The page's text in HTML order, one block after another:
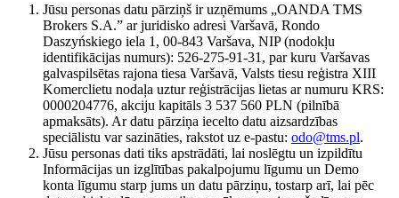
Jūsu personas datu pārziņš ir uzņēmums „OANDA TMS
Brokers S.A.” ar juridisko adresi Varšavā, Rondo
Daszyńskiego iela 1, 00-843 Varšava, NIP (nodokļu
identifikācijas numurs): 526-275-91-31, par kuru Varšavas
galvaspilsētas rajona tiesa Varšavā, Valsts tiesu reģistra XIII
Komerclietu nodaļa uztur reģistrācijas lietas ar numuru KRS:
0000204776, akciju kapitāls 3 537 560 PLN (pilnībā
apmaksāts). Ar datu pārziņa iecelto datu aizsardzības
speciālistu var sazināties, rakstot uz e-pastu: odo@tms.pl.
Jūsu personas dati tiks apstrādāti, lai noslēgtu un izpildītu
Informācijas un izglītības pakalpojumu līgumu un Demo
konta līgumu starp jums un datu pārziņu, tostarp arī, lai pēc